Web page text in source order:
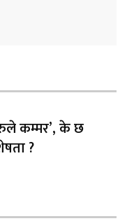
कम्मर’, के छ
?